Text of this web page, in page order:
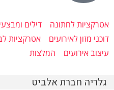
אטרקציות לחתונה דילים
דוכני מזון לאירועים
אטרקציות
עיצוב אירועים
המלצות
גלריה חברת אלביט